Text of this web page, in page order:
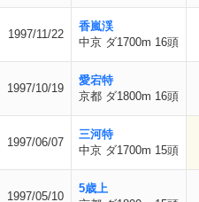
1997/11/22
香嵐渓
中京 ダ1700m 16頭
1997/10/19
愛宕特
京都 ダ1800m 16頭
1997/06/07
三河特
中京 ダ1700m 15頭
1997/05/10
5歳上